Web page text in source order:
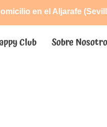
en el Aljarafe
Club Sobre